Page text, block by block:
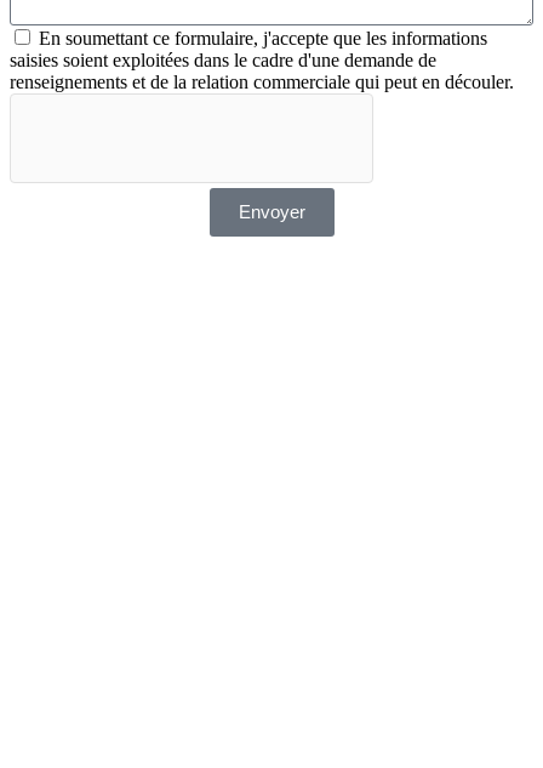
En soumettant ce formulaire, j'accepte que les informations
saisies soient exploitées dans le cadre d'une demande de
renseignements et de la relation commerciale qui peut en découler.
Envoyer